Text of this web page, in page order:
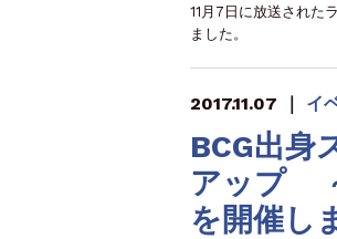
11月7日に放送された
ました。
2017.11.07 ｜ イ
BCG出身
アップ
を開催し